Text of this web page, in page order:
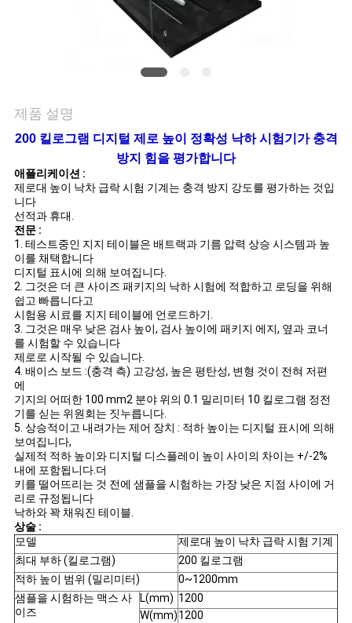
주
요
뉴
스
인
용
문
을
요
구
하
세
요
제품 설명
200 킬로그램 디지털 제로 높이 정확성 낙하 시험기가 충격
방지 힘을 평가합니다
애플리케이션 :
제로대 높이 낙차 급락 시험 기계는 충격 방지 강도를 평가하는 것입
니다
선적과 휴대.
전문 :
1. 테스트중인 지지 테이블은 배트랙과 기름 압력 상승 시스템과 높
이를 채택합니다
디지털 표시에 의해 보여집니다.
2. 그것은 더 큰 사이즈 패키지의 낙하 시험에 적합하고 로딩을 위해
쉽고 빠릅니다고
시험용 시료를 지지 테이블에 언로드하기.
3. 그것은 매우 낮은 검사 높이, 검사 높이에 패키지 에지, 옆과 코너
를 시험할 수 있습니다
제로로 시작될 수 있습니다.
4. 배이스 보드 :(충격 측) 고강성, 높은 평탄성, 변형 것이 전혀 저편
에
기지의 어떠한 100 mm2 분야 위의 0.1 밀리미터 10 킬로그램 정전
기를 싣는 위원회는 짓누릅니다.
5. 상승적이고 내려가는 제어 장치 : 적하 높이는 디지털 표시에 의해
보여집니다,
실제적 적하 높이와 디지털 디스플레이 높이 사이의 차이는 +/-2%
내에 포함됩니다.더
키를 떨어뜨리는 것 전에 샘플을 시험하는 가장 낮은 지점 사이에 거
리로 규정됩니다
낙하와 꽉 채워진 테이블.
상술 :
모델
제로대 높이 낙차 급락 시험 기계
최대 부하 (킬로그램)
200 킬로그램
적하 높이 범위 (밀리미터)
0~1200mm
샘플을 시험하는 맥스 사
이즈
L(mm) 1200
W(mm)1200